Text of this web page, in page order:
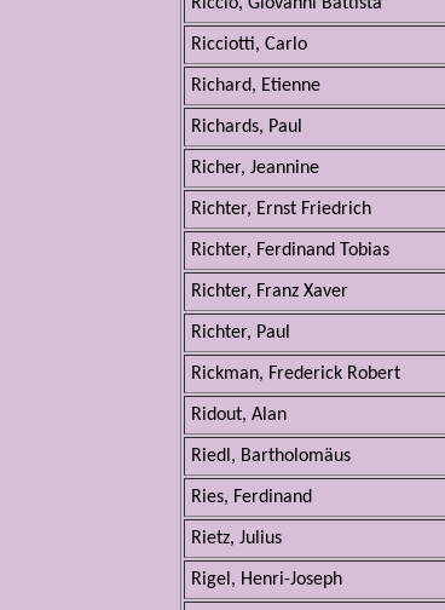
Ricciotti, Carlo
Richard, Etienne
Richards, Paul
Richer, Jeannine
Richter, Ernst Friedrich
Richter, Ferdinand Tobias
Richter, Franz Xaver
Richter, Paul
Rickman, Frederick Robert
Ridout, Alan
Riedl, Bartholomäus
Ries, Ferdinand
Rietz, Julius
Rigel, Henri-Joseph